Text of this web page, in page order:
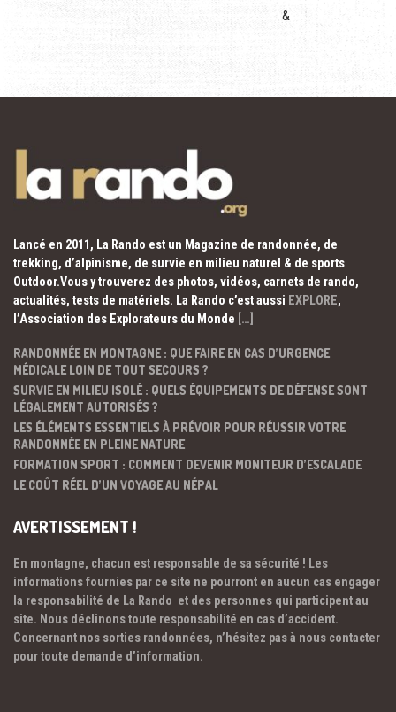
&
Lancé en 2011, La Rando est un Magazine de randonnée, de
trekking, d’alpinisme, de survie en milieu naturel & de sports
Outdoor.Vous y trouverez des photos, vidéos, carnets de rando,
actualités, tests de matériels. La Rando c’est aussi EXPLORE,
l’Association des Explorateurs du Monde […]
RANDONNÉE EN MONTAGNE : QUE FAIRE EN CAS D’URGENCE
MÉDICALE LOIN DE TOUT SECOURS ?
SURVIE EN MILIEU ISOLÉ : QUELS ÉQUIPEMENTS DE DÉFENSE SONT
LÉGALEMENT AUTORISÉS ?
LES ÉLÉMENTS ESSENTIELS À PRÉVOIR POUR RÉUSSIR VOTRE
RANDONNÉE EN PLEINE NATURE
FORMATION SPORT : COMMENT DEVENIR MONITEUR D’ESCALADE
LE COÛT RÉEL D’UN VOYAGE AU NÉPAL
AVERTISSEMENT !
En montagne, chacun est responsable de sa sécurité ! Les
informations fournies par ce site ne pourront en aucun cas engager
la responsabilité de La Rando et des personnes qui participent au
site. Nous déclinons toute responsabilité en cas d’accident.
Concernant nos sorties randonnées, n’hésitez pas à nous contacter
pour toute demande d’information.